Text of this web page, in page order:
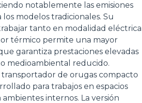
notablemente las emisiones
modelos tradicionales. Su
tanto en modalidad eléctrica
térmico permite una mayor
garantiza prestaciones elevadas
medioambiental reducido.
transportador de orugas compacto
para trabajos en espacios
internos. La versión